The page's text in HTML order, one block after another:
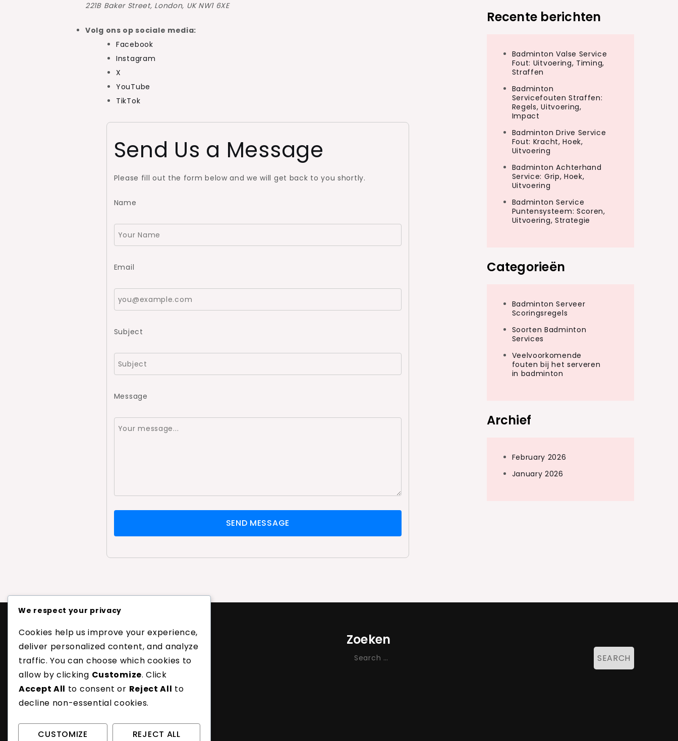
221B Baker Street, London, UK NW1 6XE
Volg ons op sociale media:
Facebook
Instagram
X
YouTube
TikTok
Send Us a Message
Please fill out the form below and we will get back to you shortly.
Name
Email
Subject
Message
SEND MESSAGE
Recente berichten
Badminton Valse Service
Fout: Uitvoering, Timing,
Straffen
Badminton
Servicefouten Straffen:
Regels, Uitvoering,
Impact
Badminton Drive Service
Fout: Kracht, Hoek,
Uitvoering
Badminton Achterhand
Service: Grip, Hoek,
Uitvoering
Badminton Service
Puntensysteem: Scoren,
Uitvoering, Strategie
Categorieën
Badminton Serveer
Scoringsregels
Soorten Badminton
Services
Veelvoorkomende
fouten bij het serveren
in badminton
Archief
February 2026
January 2026
Juridisch
Gebruikersovereenkomst
Privacybeleid
Bereik ons
Cookies en tracking
Wie we zijn
Zoeken
Search
We respect your privacy
Cookies help us improve your experience,
deliver personalized content, and analyze
traffic. You can choose which cookies to
allow by clicking Customize. Click
Accept All to consent or Reject All to
decline non-essential cookies.
CUSTOMIZE REJECT ALL